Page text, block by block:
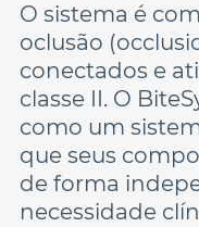
O sistema é
oclusão
conectados e
classe II. O
como um
que seus
de forma
necessidade